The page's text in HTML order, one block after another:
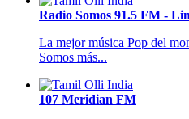
Radio Somos 91.5 FM -
La mejor música Pop del
Somos más...
107 Meridian FM